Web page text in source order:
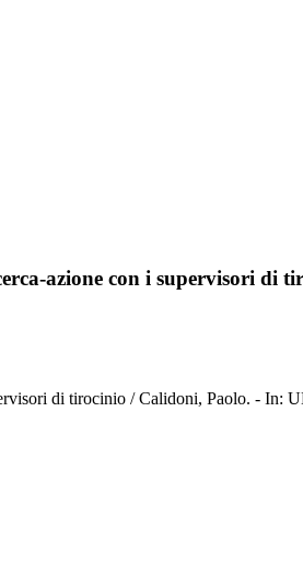
azione con i supervisori di
di tirocinio / Calidoni, Paolo. -